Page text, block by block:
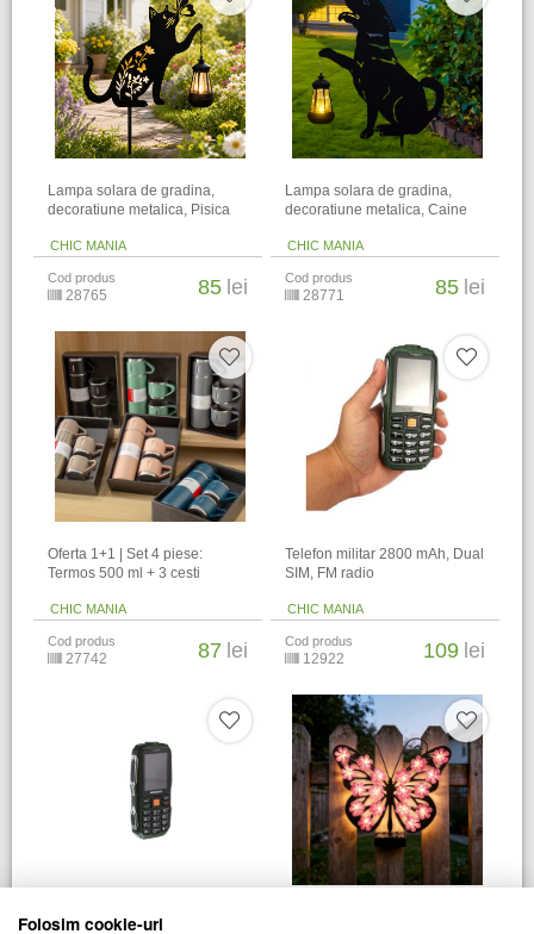
Lampa solara de gradina,
decoratiune metalica, Pisica
CHIC MANIA
Cod produs
28765 85 lei
Lampa solara de gradina,
decoratiune metalica, Caine
CHIC MANIA
Cod produs
28771 85 lei
Oferta 1+1 | Set 4 piese:
Termos 500 ml + 3 cesti
CHIC MANIA
Cod produs
27742 87 lei
Telefon militar 2800 mAh, Dual
SIM, FM radio
CHIC MANIA
Cod produs
12922 109 lei
Telefon militar 2800 mAh, Dual
Folosim cookie-uri